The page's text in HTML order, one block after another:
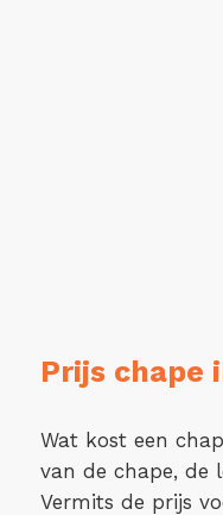
Prijs chape
Wat kost een
van de chape, de
Vermits de prijs